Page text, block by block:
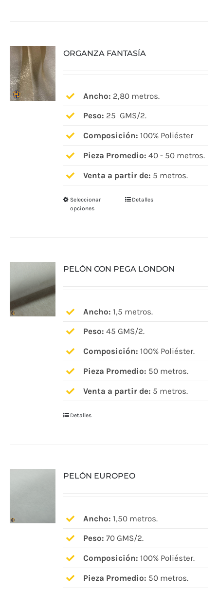
Las
pueden
la
producto
ORGANZA FANTASÍA
Ancho: 2,80 metros.
Peso: 25 GMS/2.
Composición: 100% Poliéster
Pieza Promedio: 40 - 50 metros.
Venta a partir de: 5 metros.
Seleccionar
opciones
Este
Las
pueden
la
producto
Detalles
PELÓN CON PEGA LONDON
Ancho: 1,5 metros.
Peso: 45 GMS/2.
Composición: 100% Poliéster.
Pieza Promedio: 50 metros.
Venta a partir de: 5 metros.
Detalles
PELÓN EUROPEO
Ancho: 1,50 metros.
Peso: 70 GMS/2.
Composición: 100% Poliéster.
Pieza Promedio: 50 metros.